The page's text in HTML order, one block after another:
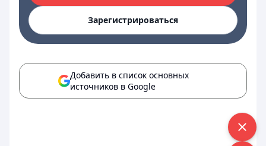
Зарегистрироваться
Добавить в список основных
источников в Google